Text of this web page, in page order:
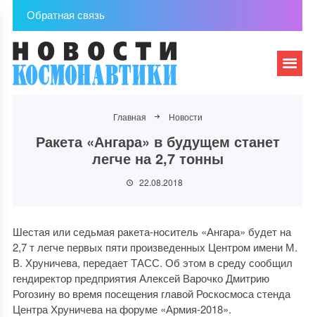
Обратная связь
Главная Новости
Ракета «Ангара» в будущем станет
легче на 2,7 тонны
22.08.2018
Шестая или седьмая ракета-носитель «Ангара» будет на
2,7 т легче первых пяти произведенных Центром имени М.
В. Хруничева, передает ТАСС. Об этом в среду сообщил
гендиректор предприятия Алексей Варочко Дмитрию
Рогозину во время посещения главой Роскосмоса стенда
Центра Хруничева на форуме «Армия-2018».